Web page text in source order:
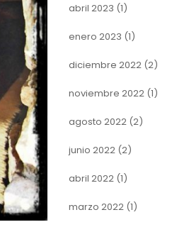
abril 2023 (1)
enero 2023 (1)
diciembre 2022(2)
noviembre 2022(1)
agosto 2022(2)
junio 2022(2)
abril 2022(1)
marzo 2022(1)